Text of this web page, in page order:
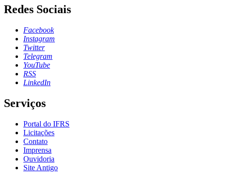
Redes Sociais
Facebook
Instagram
Twitter
Telegram
YouTube
RSS
LinkedIn
Serviços
Portal do IFRS
Licitações
Contato
Imprensa
Ouvidoria
Site Antigo